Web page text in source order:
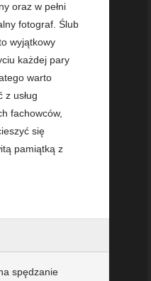
oraz w pełni
fotograf. Ślub
wyjątkowy
każdej pary
warto
z usług
fachowców,
się
pamiątką z
spędzanie